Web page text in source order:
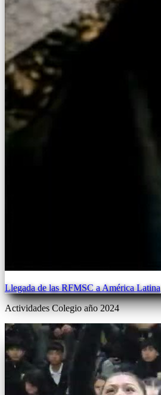
Llegada de las RFMSC a América Latina
Actividades Colegio año 2024